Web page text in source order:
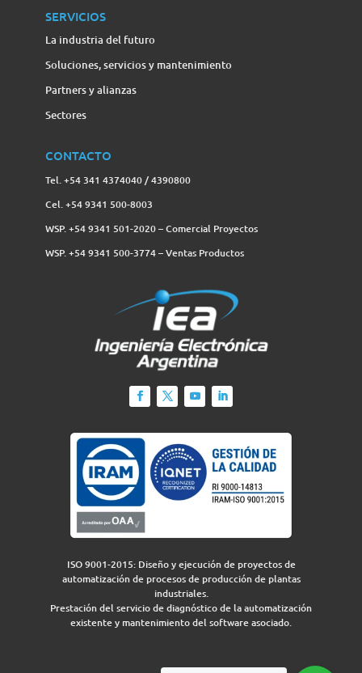
SERVICIOS
La industria del futuro
Soluciones, servicios y mantenimiento
Partners y alianzas
Sectores
CONTACTO
Tel. +54 341 4374040 / 4390800
Cel. +54 9341 500-8003
WSP. +54 9341 501-2020 – Comercial Proyectos
WSP. +54 9341 500-3774‬ – Ventas Productos
ISO 9001-2015: Diseño y ejecución de proyectos de
automatización de procesos de producción de plantas
industriales.
Prestación del servicio de diagnóstico de la automatización
existente y mantenimiento del software asociado.